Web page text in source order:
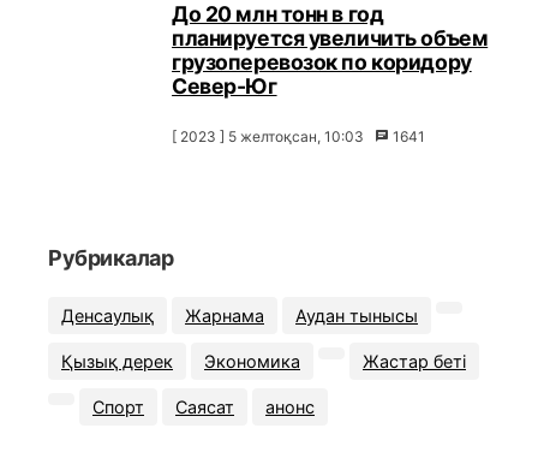
До 20 млн тонн в год
планируется увеличить объем
грузоперевозок по коридору
Север-Юг
[ 2023 ] 5 желтоқсан, 10:03 1641
Рубрикалар
Денсаулық Жарнама Аудан тынысы
Қызық дерек Экономика Жастар беті
Спорт Саясат анонс